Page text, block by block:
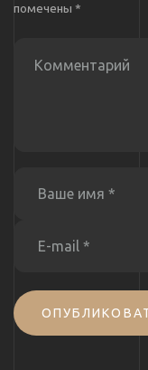
помечены *